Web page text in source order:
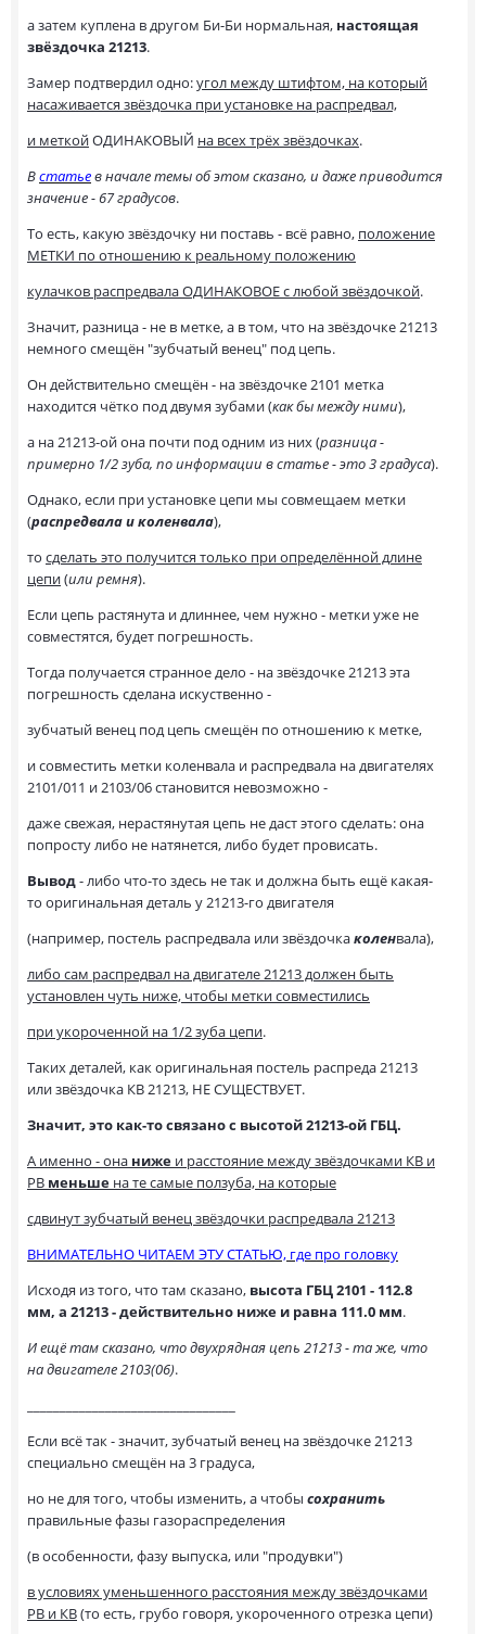
а затем куплена в другом Би-Би нормальная, настоящая
звёздочка 21213.
Замер подтвердил одно:угол между штифтом, на который
насаживается звёздочка при установке на распредвал,
и меткойОДИНАКОВЫЙ на всех трёх звёздочках.
Встатьев начале темы об этом сказано, и даже приводится
значение - 67 градусов.
То есть, какую звёздочку ни поставь - всё равно, положение
МЕТКИ по отношению к реальному положению
кулачков распредвала ОДИНАКОВОЕ с любой звёздочкой.
Значит, разница - не в метке, а в том, что на звёздочке 21213
немного смещён "зубчатый венец" под цепь.
Он действительно смещён - на звёздочке 2101 метка
находится чётко под двумя зубами (как бы между ними),
а на 21213-ой она почти под одним из них (разница -
примерно 1/2 зуба, по информации в статье - это 3 градуса).
Однако, если при установке цепи мы совмещаем метки
(распредвала и коленвала),
то сделать это получится только при определённой длине
цепи(или ремня).
Если цепь растянута и длиннее, чем нужно - метки уже не
совместятся, будет погрешность.
Тогда получается странное дело - на звёздочке 21213 эта
погрешность сделана искуственно -
зубчатый венец под цепь смещён по отношению к метке,
и совместить метки коленвала и распредвала на двигателях
2101/011 и 2103/06 становится невозможно -
даже свежая, нерастянутая цепь не даст этого сделать: она
попросту либо не натянется, либо будет провисать.
Вывод- либо что-то здесь не так и должна быть ещё какая-
то оригинальная деталь у 21213-го двигателя
(например, постель распредвала или звёздочкаколенвала),
либо сам распредвал на двигателе 21213 должен быть
установлен чуть ниже, чтобы метки совместились
при укороченной на 1/2 зуба цепи.
Таких деталей, как оригинальная постель распреда 21213
или звёздочка КВ 21213, НЕ СУЩЕСТВУЕТ.
Значит, это как-то связано с высотой 21213-ой ГБЦ.
А именно - она ниже и расстояние между звёздочками КВ и
РВ меньше на те самые ползуба, на которые
сдвинут зубчатый венец звёздочки распредвала 21213
ВНИМАТЕЛЬНО ЧИТАЕМ ЭТУ СТАТЬЮ, где про головку
Исходя из того, что там сказано, высота ГБЦ 2101 - 112.8
мм, а 21213 - действительно ниже и равна 111.0 мм.
И ещё там сказано, что двухрядная цепь 21213 - та же, что
на двигателе 2103(06).
Если всё так - значит, зубчатый венец на звёздочке 21213
специально смещён на 3 градуса,
но не для того, чтобы изменить, а чтобы сохранить
правильные фазы газораспределения
(в особенности, фазу выпуска, или "продувки")
в условиях уменьшенного расстояния между звёздочками
РВ и КВ(то есть, грубо говоря, укороченного отрезка цепи)